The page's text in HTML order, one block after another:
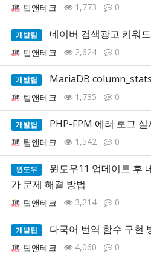
팁앤테크 1,773 0
개발팁 네이버 검색광고 키워
팁앤테크 2,624 0
개발팁 MariaDB
팁앤테크 1,735 0
개발팁 PHP-FPM 에러 로그
팁앤테크 1,542 0
윈도우
윈도우11 업데이트 후
가 문제 해결 방법
팁앤테크 3,214 0
개발팁 다국어 번역 함수 구현
팁앤테크 4,060 0